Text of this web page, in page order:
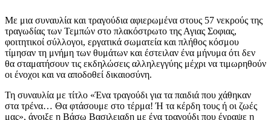
Με μια συναυλία και τραγούδια αφιερωμένα στους 57 νεκρούς της
τραγωδίας των Τεμπών στο πλακόστρωτο της Αγιας Σοφιας,
φοιτητικοί σύλλογοι, εργατικά σωματεία και πλήθος κόσμου
τίμησαν τη μνήμη των θυμάτων και έστειλαν ένα μήνυμα ότι δεν
θα σταματήσουν τις εκδηλώσεις αλληλεγγύης μέχρι να τιμωρηθούν
οι ένοχοι και να αποδοθεί δικαιοσύνη.
Τη συναυλία με τίτλο «Ένα τραγούδι για τα παιδιά που χάθηκαν
στα τρένα… Θα φτάσουμε στο τέρμα! Ή τα κέρδη τους ή οι ζωές
μας», άνοιξε η Βάσω Βασιλειαδη με ένα τραγούδι που έγραψε η